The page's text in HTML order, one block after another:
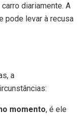
diariamente. A
pode levar à recusa
a
momento, é ele